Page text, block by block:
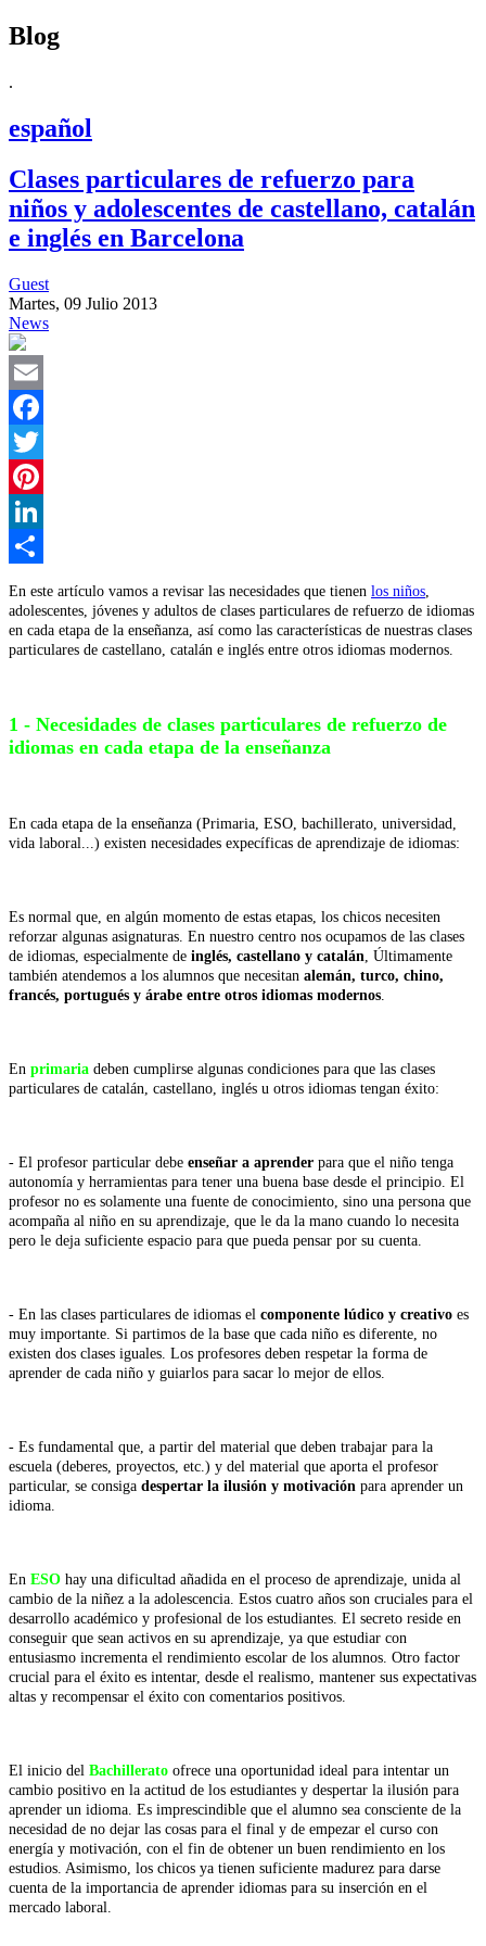
Blog
.
español
Clases particulares de refuerzo para
niños y adolescentes de castellano, catalán
e inglés en Barcelona
Guest
Martes, 09 Julio 2013
News
Email
Facebook
Twitter
Pinterest
LinkedIn
En este artículo vamos a revisar las necesidades que tienen los niños
adolescentes, jóvenes y adultos de clases particulares de refuerzo de idiomas
en cada etapa de la enseñanza, así como las características de nuestras clases
particulares de castellano, catalán e inglés entre otros idiomas modernos.
1 - Necesidades de clases particulares de refuerzo de
idiomas en cada etapa de la enseñanza
En cada etapa de la enseñanza (Primaria, ESO, bachillerato, universidad,
vida laboral...) existen necesidades expecíficas de aprendizaje de idiomas:
Es normal que, en algún momento de estas etapas, los chicos necesiten
reforzar algunas asignaturas. En nuestro centro nos ocupamos de las clases
de idiomas, especialmente de inglés, castellano y catalán , Últimamente
también atendemos a los alumnos que necesitan alemán, turco, chino,
francés, portugués y árabe entre otros idiomas modernos
En primaria deben cumplirse algunas condiciones para que las clases
particulares de catalán, castellano, inglés u otros idiomas tengan éxito:
- El profesor particular debe enseñar a aprender para que el niño tenga
autonomía y herramientas para tener una buena base desde el principio. El
profesor no es solamente una fuente de conocimiento, sino una persona que
acompaña al niño en su aprendizaje, que le da la mano cuando lo necesita
pero le deja suficiente espacio para que pueda pensar por su cuenta.
- En las clases particulares de idiomas el componente lúdico y creativo es
muy importante. Si partimos de la base que cada niño es diferente, no
existen dos clases iguales. Los profesores deben respetar la forma de
aprender de cada niño y guiarlos para sacar lo mejor de ellos.
- Es fundamental que, a partir del material que deben trabajar para la
escuela (deberes, proyectos, etc.) y del material que aporta el profesor
particular, se consiga despertar la ilusión y motivación para aprender un
idioma.
En ESO hay una dificultad añadida en el proceso de aprendizaje, unida al
cambio de la niñez a la adolescencia. Estos cuatro años son cruciales para el
desarrollo académico y profesional de los estudiantes. El secreto reside en
conseguir que sean activos en su aprendizaje, ya que estudiar con
entusiasmo incrementa el rendimiento escolar de los alumnos. Otro factor
crucial para el éxito es intentar, desde el realismo, mantener sus expectativas
altas y recompensar el éxito con comentarios positivos.
El inicio del Bachillerato ofrece una oportunidad ideal para intentar un
cambio positivo en la actitud de los estudiantes y despertar la ilusión para
aprender un idioma. Es imprescindible que el alumno sea consciente de la
necesidad de no dejar las cosas para el final y de empezar el curso con
energía y motivación, con el fin de obtener un buen rendimiento en los
estudios. Asimismo, los chicos ya tienen suficiente madurez para darse
cuenta de la importancia de aprender idiomas para su inserción en el
mercado laboral.